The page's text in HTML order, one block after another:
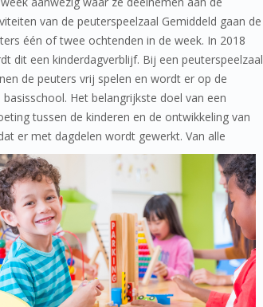
van de peuterspeelzaal Gemiddeld gaan de
één of twee ochtenden in de week. In 2018
dit een kinderdagverblijf. Bij een peuterspeelzaal
de peuters vrij spelen en wordt er op de
Het belangrijkste doel van een
tussen de kinderen en de ontwikkeling van
er met dagdelen wordt gewerkt. Van alle